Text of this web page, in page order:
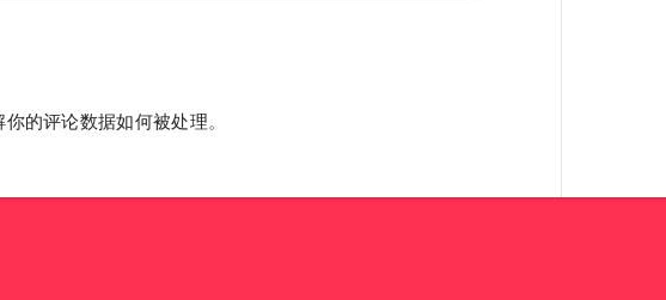
你的评论数据如何被处理。